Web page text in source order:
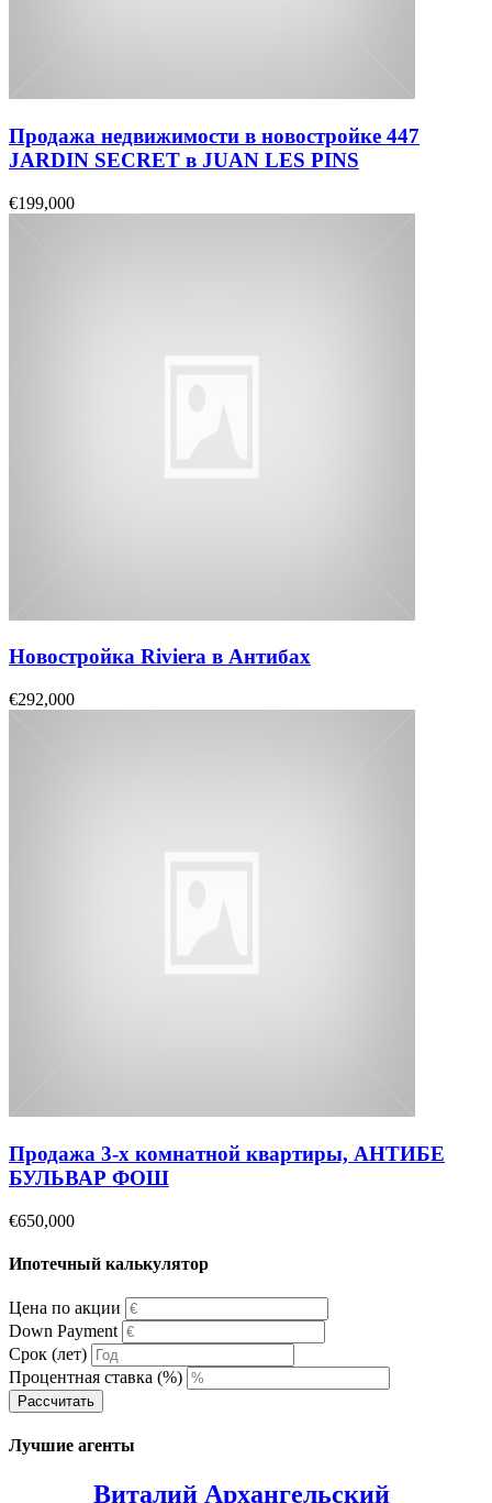
Продажа недвижимости в новостройке 447
JARDIN SECRET в JUAN LES PINS
€199,000
Новостройка Riviera в Антибах
€292,000
Продажа 3-х комнатной квартиры, АНТИБЕ
БУЛЬВАР ФОШ
€650,000
Ипотечный калькулятор
Цена по акции
Down Payment
Срок (лет)
Процентная ставка (%)
Рассчитать
Лучшие агенты
Виталий Архангельский